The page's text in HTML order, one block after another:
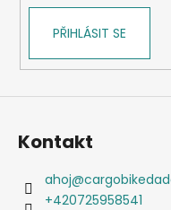
PŘIHLÁSIT SE
Kontakt
ahoj@
+420725958541